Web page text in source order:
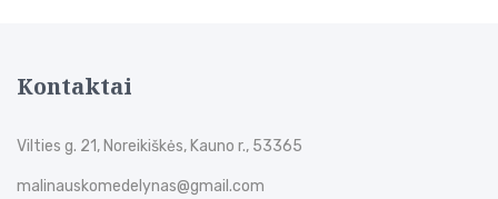
Kontaktai
Vilties g. 21, Noreikiškės, Kauno r., 53365
malinauskomedelynas@gmail.com